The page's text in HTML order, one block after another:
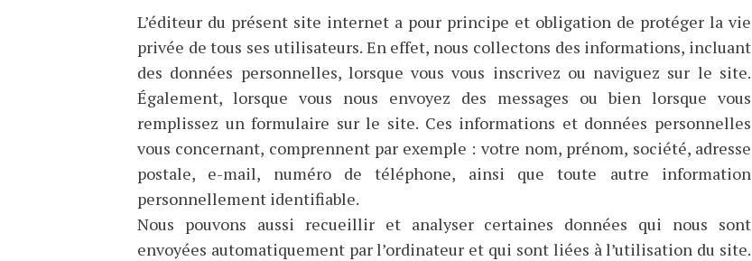
L’éditeur du présent site internet a pour principe et obligation de protéger la vie
privée de tous ses utilisateurs. En effet, nous collectons des informations, incluant
des données personnelles, lorsque vous vous inscrivez ou naviguez sur le site.
Également, lorsque vous nous envoyez des messages ou bien lorsque vous
remplissez un formulaire sur le site. Ces informations et données personnelles
vous concernant, comprennent par exemple : votre nom, prénom, société, adresse
postale, e-mail, numéro de téléphone, ainsi que toute autre information
personnellement identifiable.
Nous pouvons aussi recueillir et analyser certaines données qui nous sont
envoyées automatiquement par l’ordinateur et qui sont liées à l’utilisation du site.